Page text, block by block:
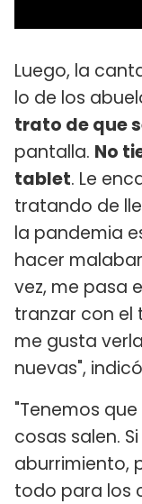
Luego, la
lo de los
trato de que
pantalla. No
tablet. Le
tratando de
la pandemia
hacer
vez, me pasa
tranzar con el
me gusta
nuevas",
"Tenemos
cosas salen.
aburrimiento,
todo para los